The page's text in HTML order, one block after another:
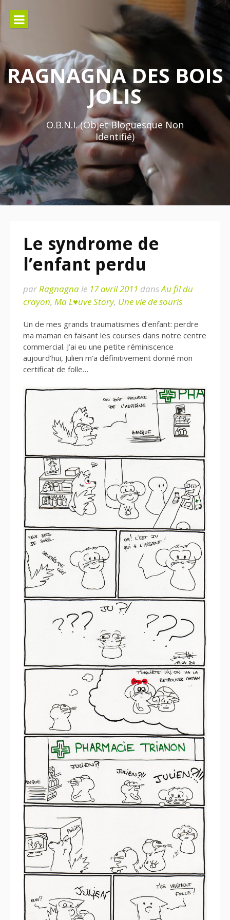
contenu
RAGNAGNA DES BOIS
JOLIS
O.B.N.I. (Objet Bloguesque Non
Identifié)
Le syndrome de
l’enfant perdu
parRagnagnale 17 avril 2011 dansAu fil du
crayon, Ma L♥uve Story, Une vie de souris
Un de mes grands traumatismes d’enfant: perdre
ma maman en faisant les courses dans notre centre
commercial. J’ai eu une petite réminiscence
aujourd’hui, Julien m’a définitivement donné mon
certificat de folle…